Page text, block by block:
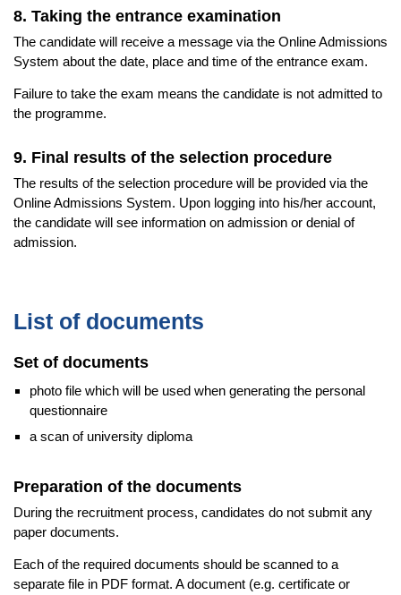
8. Taking the entrance examination
The candidate will receive a message via the Online Admissions
System about the date, place and time of the entrance exam.
Failure to take the exam means the candidate is not admitted to
the programme.
9. Final results of the selection procedure
The results of the selection procedure will be provided via the
Online Admissions System. Upon logging into his/her account,
the candidate will see information on admission or denial of
admission.
List of documents
Set of documents
photo file which will be used when generating the personal
questionnaire
a scan of university diploma
Preparation of the documents
During the recruitment process, candidates do not submit any
paper documents.
Each of the required documents should be scanned to a
separate file in PDF format. A document (e.g. certificate or